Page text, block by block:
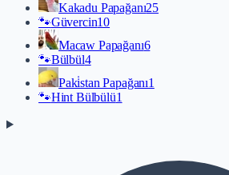
Kakadu Papağanı25
🐾Güvercin10
Macaw Papağanı6
🐾Bülbül4
Paki̇stan Papağanı1
🐾Hint Bülbülü1